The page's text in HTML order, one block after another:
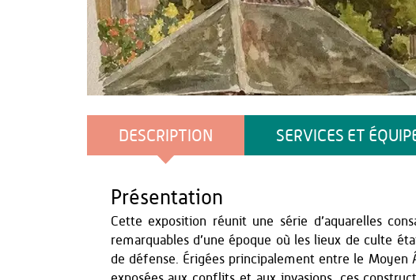
DESCRIPTION SERVICES ET
Présentation
Cette exposition réunit une série d’aquarelles
remarquables d’une époque où les lieux de culte
de défense. Érigées principalement entre le Moyen